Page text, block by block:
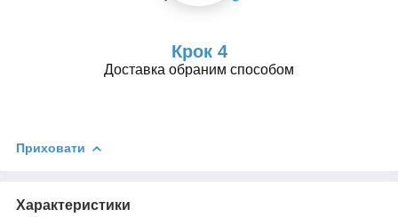
Крок 4
Доставка обраним способом
Приховати
Характеристики